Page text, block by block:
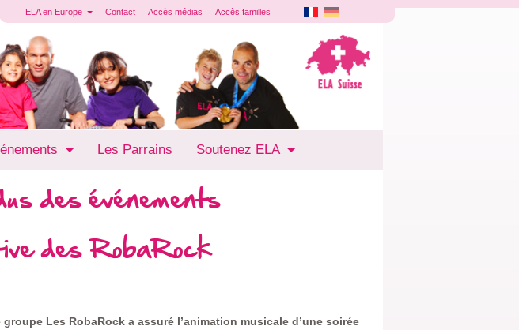
ELA en Europe Contact Accès médias Accès familles
Les Parrains Soutenez ELA
des événements
des RobaRock
Les RobaRock a assuré l’animation musicale d’une soirée